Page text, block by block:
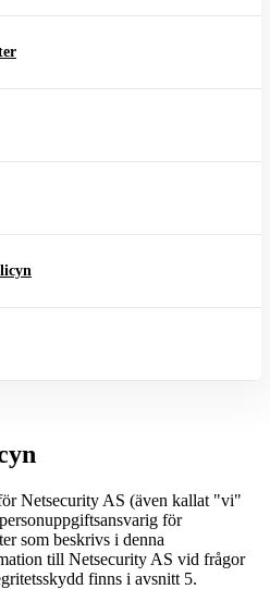
Netsecurity AS (även kallat "vi"
för
som beskrivs i denna
till Netsecurity AS vid frågor
finns i avsnitt 5.